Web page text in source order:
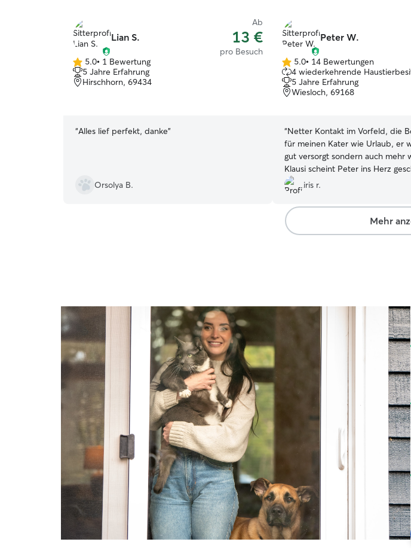
Lian S.
Ab
13 €
pro Besuch
5.0
von
5
5.0• 1 Bewertung
5 Jahre Erfahrung
Hirschhorn, 69434
“Alles lief perfekt, danke”
Orsolya B.
Peter W.
5.0
von
5
Sternen
5.0• 14 Bewertungen
4 wiederkehrende
5 Jahre Erfahrung
Wiesloch, 69168
“Netter Kontakt im Vorfeld, die
für meinen Kater wie Urlaub, er
gut versorgt sondern auch mehr
Klausi scheint Peter ins Herz
haben. Es hat alles prima
würde Peters Hilfe im nächsten
wieder in Anspruch nehmen.
nur fürs Tier, sondern auch dafür
gut entspannt. Es kamen
iris r.
Mehr